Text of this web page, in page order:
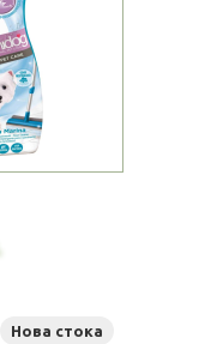
Нова стока